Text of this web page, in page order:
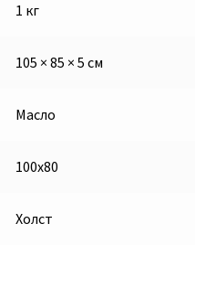
1 кг
105 × 85 × 5 см
Масло
100х80
Холст